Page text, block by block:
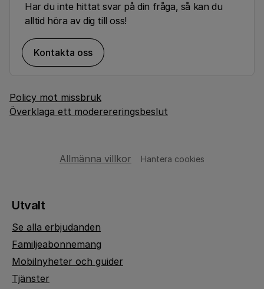
Har du inte hittat svar på din fråga, så kan du
alltid höra av dig till oss!
Kontakta oss
Policy mot missbruk
Överklaga ett moderereringsbeslut
Allmänna villkor Hantera cookies
Utvalt
Se alla erbjudanden
Familjeabonnemang
Mobilnyheter och guider
Tjänster